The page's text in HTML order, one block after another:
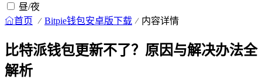
昼/夜
首页 Bitpie钱包安卓版下载 内容详情
比特派钱包更新不了？原因与解决办法全
解析